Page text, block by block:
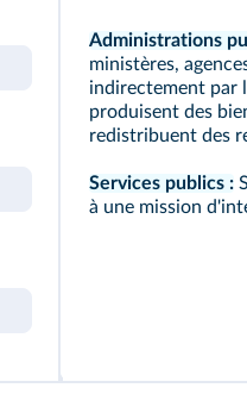
Administrations
ministères,
indirectement par
produisent des
redistribuent des
Services publics :
à une mission